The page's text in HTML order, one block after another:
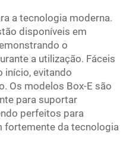
a tecnologia moderna.
disponíveis em
o
a utilização. Fáceis
início, evitando
Os modelos Box-E são
para suportar
perfeitos para
fortemente da tecnologia